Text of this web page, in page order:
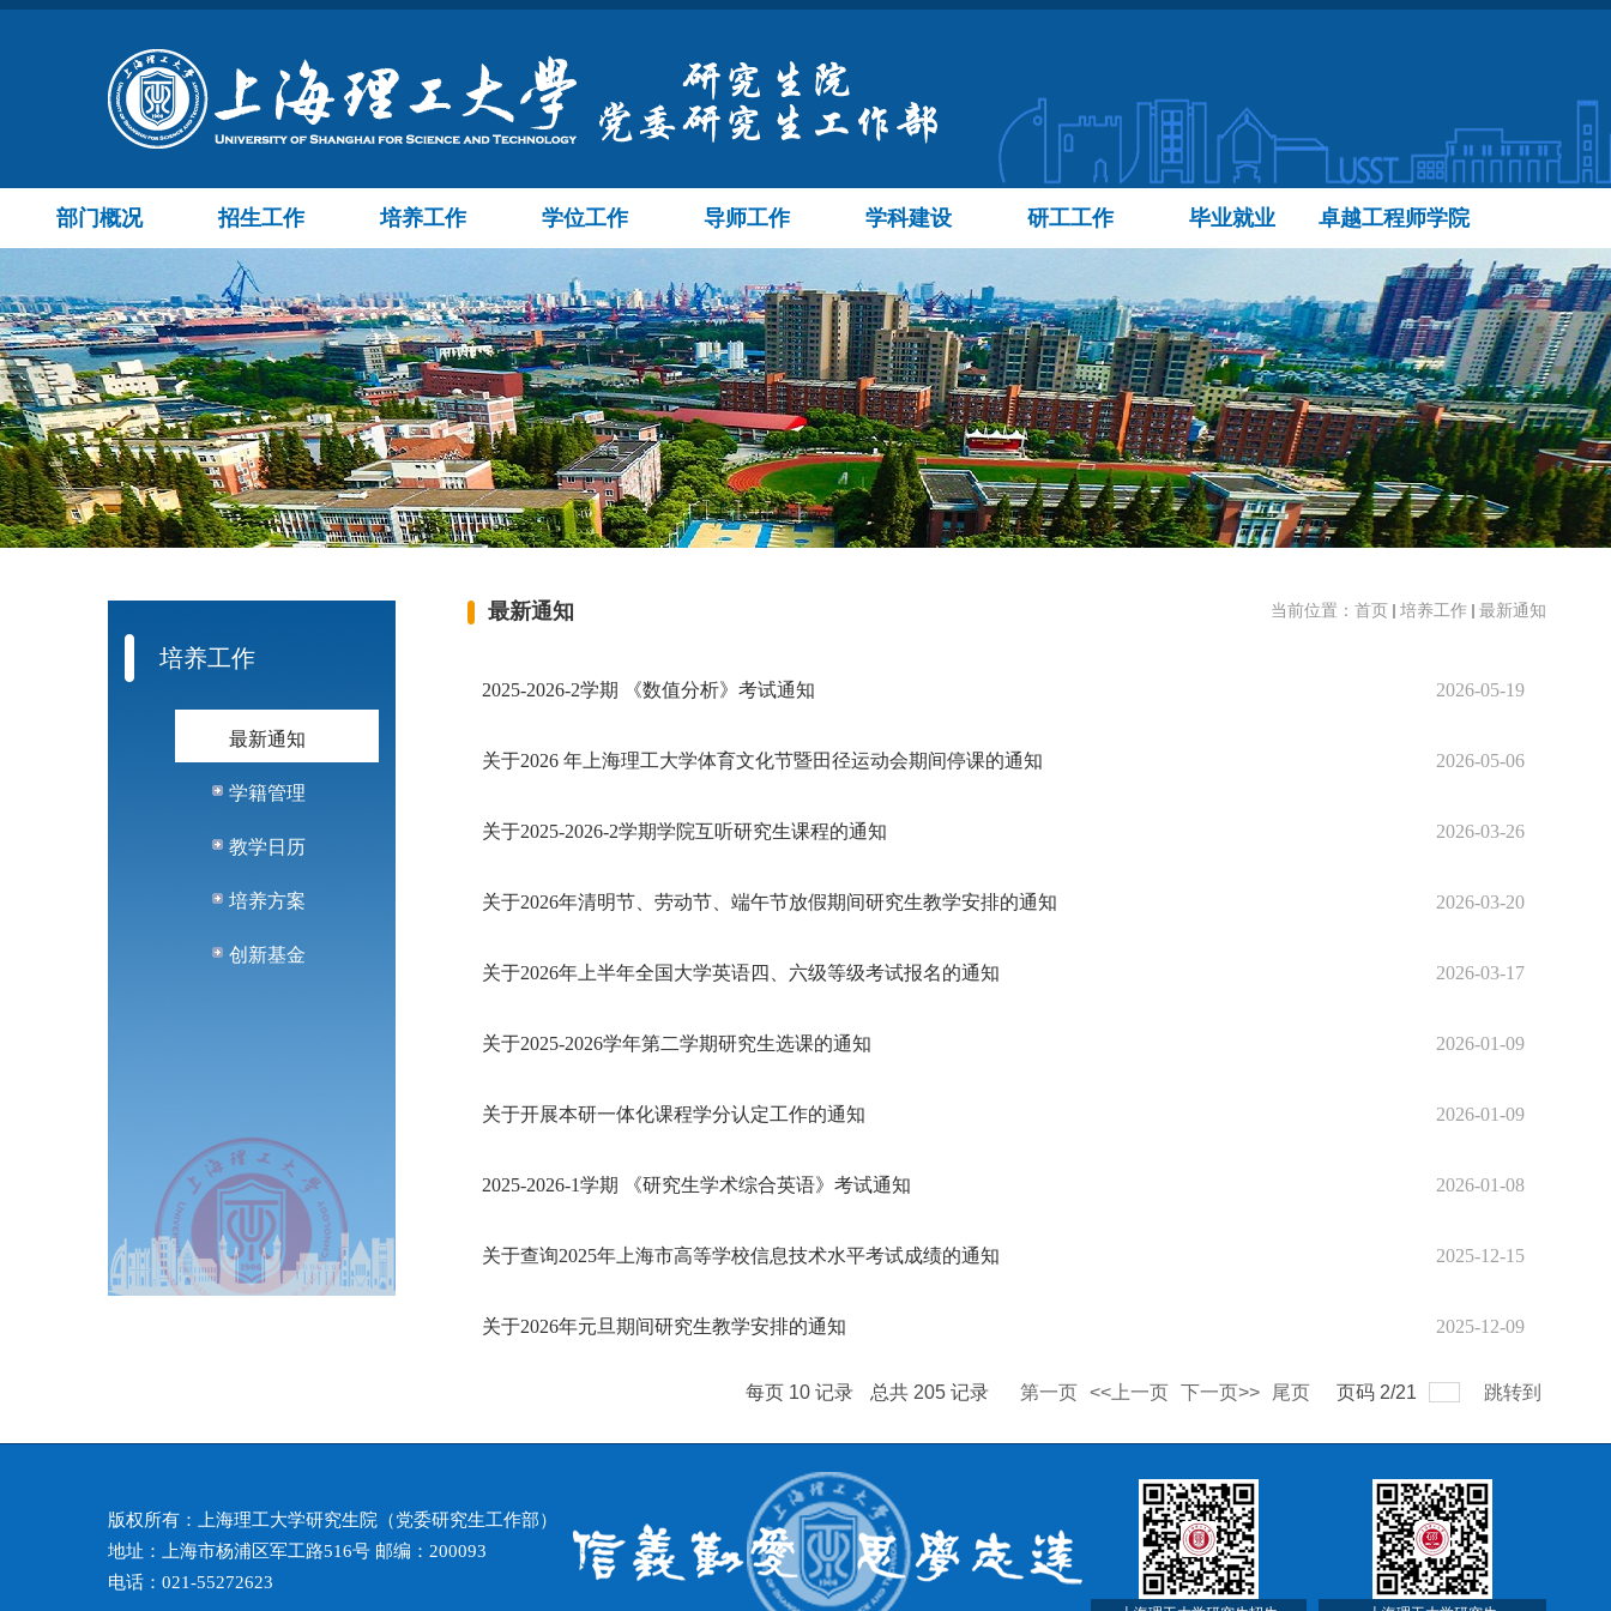
部门概况 招生工作 培养工作 学位工作 导师工作 学科建设 研工工作 毕业就业 卓越工程师学院
培养工作
最新通知
学籍管理
教学日历
培养方案
创新基金
当前位置： 首页 培养工作 最新通知
最新通知
2026-05-19
2025-2026-2学期 《数值分析》考试通知
2026-05-06
关于2026 年上海理工大学体育文化节暨田径运动会期间停课的通知
2026-03-26
关于2025-2026-2学期学院互听研究生课程的通知
2026-03-20
关于2026年清明节、劳动节、端午节放假期间研究生教学安排的通知
2026-03-17
关于2026年上半年全国大学英语四、六级等级考试报名的通知
2026-01-09
关于2025-2026学年第二学期研究生选课的通知
2026-01-09
关于开展本研一体化课程学分认定工作的通知
2026-01-08
2025-2026-1学期 《研究生学术综合英语》考试通知
2025-12-15
关于查询2025年上海市高等学校信息技术水平考试成绩的通知
2025-12-09
关于2026年元旦期间研究生教学安排的通知
每页 10 记录 总共 205 记录 第一页 <<上一页 下一页>> 尾页 页码 2/21 跳转到
版权所有：上海理工大学研究生院（党委研究生工作部）
地址：上海市杨浦区军工路516号 邮编：200093
电话：021-55272623